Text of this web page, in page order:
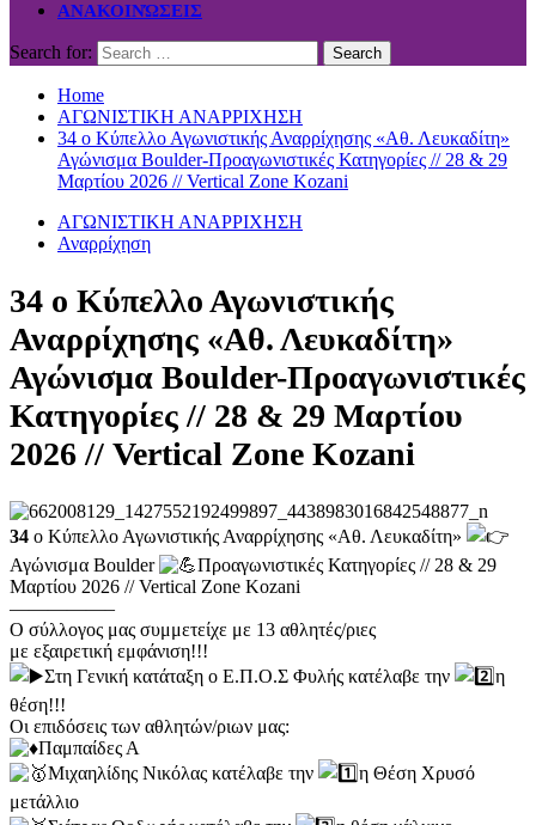
ΑΝΑΚΟΙΝΏΣΕΙΣ
Search for:
Home
ΑΓΩΝΙΣΤΙΚΗ ΑΝΑΡΡΙΧΗΣΗ
34 ο Κύπελλο Αγωνιστικής Αναρρίχησης «Αθ. Λευκαδίτη»
Αγώνισμα Boulder-Προαγωνιστικές Κατηγορίες // 28 & 29
Μαρτίου 2026 // Vertical Zone Kozani
ΑΓΩΝΙΣΤΙΚΗ ΑΝΑΡΡΙΧΗΣΗ
Αναρρίχηση
34 ο Κύπελλο Αγωνιστικής
Αναρρίχησης «Αθ. Λευκαδίτη»
Αγώνισμα Boulder-Προαγωνιστικές
Κατηγορίες // 28 & 29 Μαρτίου
2026 // Vertical Zone Kozani
34 ο Κύπελλο Αγωνιστικής Αναρρίχησης «Αθ. Λευκαδίτη»
Αγώνισμα Boulder
Προαγωνιστικές Κατηγορίες // 28 & 29
Μαρτίου 2026 // Vertical Zone Kozani
—————–
Ο σύλλογος μας συμμετείχε με 13 αθλητές/ριες
με εξαιρετική εμφάνιση!!!
Στη Γενική κατάταξη ο Ε.Π.Ο.Σ Φυλής κατέλαβε την
η
θέση!!!
Οι επιδόσεις των αθλητών/ριων μας:
Παμπαίδες Α
Μιχαηλίδης Νικόλας κατέλαβε την
η Θέση Χρυσό
μετάλλιο